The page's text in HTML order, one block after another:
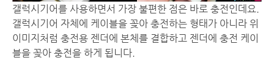
갤럭시기어를 사용하면서 가장 불편한 점은 바로 충전인데요.
갤럭시기어 자체에 케이블을 꽂아 충전하는 형태가 아니라 위
이미지처럼 충전용 젠더에 본체를 결합하고 젠더에 충전 케이
블을 꽂아 충전을 하게 됩니다.